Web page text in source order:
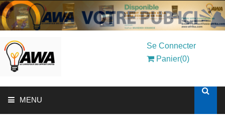
Se Connecter
Panier(0)
MENU